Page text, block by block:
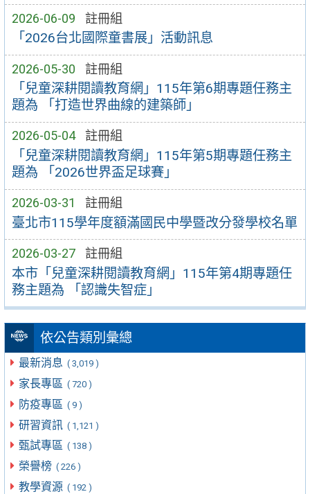
2026-06-09 註冊組
「2026台北國際童書展」活動訊息
2026-05-30 註冊組
「兒童深耕閱讀教育網」115年第6期專題任務主
題為 「打造世界曲線的建築師」
2026-05-04 註冊組
「兒童深耕閱讀教育網」115年第5期專題任務主
題為 「2026世界盃足球賽」
2026-03-31 註冊組
臺北市115學年度額滿國民中學暨改分發學校名單
2026-03-27 註冊組
本市「兒童深耕閱讀教育網」115年第4期專題任
務主題為 「認識失智症」
依公告類別彙總
最新消息 ( 3,019 )
家長專區 ( 720 )
防疫專區 ( 9 )
研習資訊 ( 1,121 )
甄試專區 ( 138 )
榮譽榜 ( 226 )
教學資源 ( 192 )